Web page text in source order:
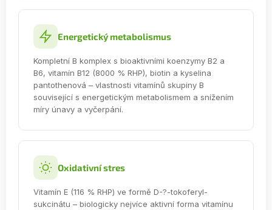
Energetický metabolismus
Kompletní B komplex s bioaktivními koenzymy B2 a
B6, vitamín B12 (8000 % RHP), biotin a kyselina
pantothenová – vlastnosti vitamínů skupiny B
související s energetickým metabolismem a snížením
míry únavy a vyčerpání.
Oxidativní stres
Vitamín E (116 % RHP) ve formě D-?-tokoferyl-
sukcinátu – biologicky nejvíce aktivní forma vitamínu